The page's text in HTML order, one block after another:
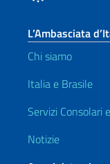
L’Ambasciata
Chi siamo
Italia e Brasile
Servizi Consolari
Notizie